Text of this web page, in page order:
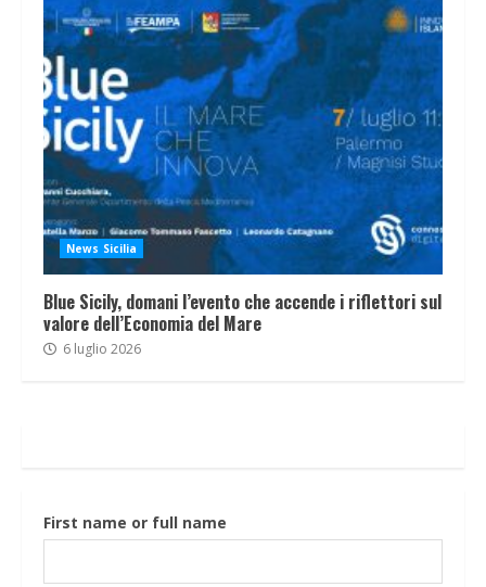
News Sicilia
Blue Sicily, domani l’evento che accende i riflettori sul
valore dell’Economia del Mare
6 luglio 2026
First name or full name